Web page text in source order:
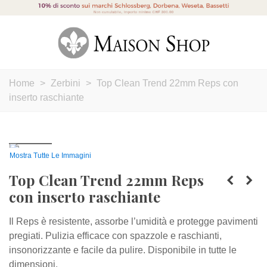
Home > Zerbini > Top Clean Trend 22mm Reps con
inserto raschiante
Mostra Tutte Le Immagini
Top Clean Trend 22mm Reps
con inserto raschiante
Il Reps è resistente, assorbe l’umidità e protegge pavimenti
pregiati. Pulizia efficace con spazzole e raschianti,
insonorizzante e facile da pulire. Disponibile in tutte le
dimensioni.